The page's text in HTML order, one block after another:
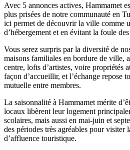
Avec 5 annonces actives, Hammamet
plus prisées de notre communauté en
ici permet de découvrir la ville comme
d’hébergement et en évitant la foule
Vous serez surpris par la diversité de
maisons familiales en bordure de ville,
centre, lofts d’artistes, voire propriétés
façon d’accueillir, et l’échange repose
mutuelle entre membres.
La saisonnalité à Hammamet mérite
locaux libèrent leur logement
scolaires, mais aussi en mai-juin et
des périodes très agréables pour visiter
d’affluence touristique.